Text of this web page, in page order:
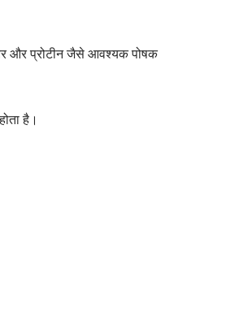
और प्रोटीन जैसे आवश्यक पोषक
है।